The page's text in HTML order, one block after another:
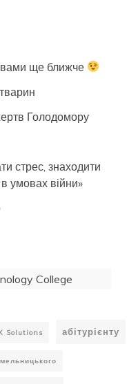
ще ближче
Голодомору
стрес, знаходити
умовах війни»
College
Solutions абітурієнту